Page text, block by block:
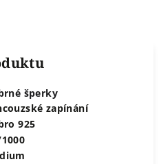
šperky
zapínání
925